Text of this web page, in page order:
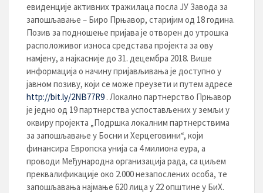
евиденције активних тражилаца посла ЈУ Завода за
запошљавање – Биро Прњавор, старијим од 18 година.
Позив за подношење пријава је отворен до утрошка
расположивог износа средстава пројекта за ову
намјену, а најкасније до 31. децембра 2018. Више
информација о начину пријављивања је доступно у
јавном позиву, који се може преузети и путем адресе
http://bit.ly/2NB77R9 . Локално партнерство Прњавор
је једно од 19 партнерства успостављених у земљи у
оквиру пројекта „Подршка локалним партнерствима
за запошљавање у Босни и Херцеговини“, који
финансира Европска унија са 4 милиона еура, а
проводи Међународна организација рада, са циљем
преквалификације око 2.000 незапослених особа, те
запошљавања најмање 620 лица у 22 општине у БиХ.